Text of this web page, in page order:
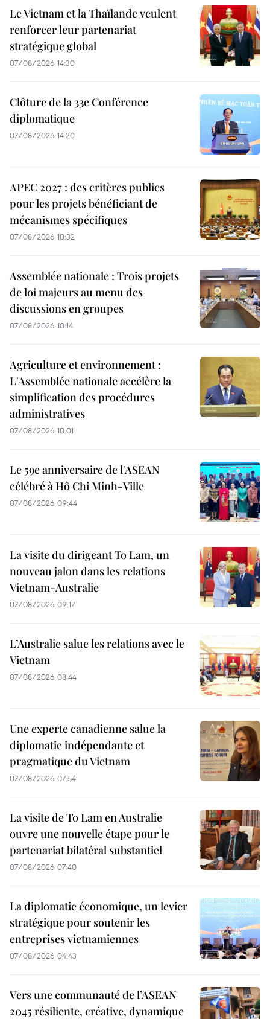
Le Vietnam et la Thaïlande veulent
renforcer leur partenariat
stratégique global
07/08/2026 14:30
Clôture de la 33e Conférence
diplomatique
07/08/2026 14:20
APEC 2027 : des critères publics
pour les projets bénéficiant de
mécanismes spécifiques
07/08/2026 10:32
Assemblée nationale : Trois projets
de loi majeurs au menu des
discussions en groupes
07/08/2026 10:14
Agriculture et environnement :
L'Assemblée nationale accélère la
simplification des procédures
administratives
07/08/2026 10:01
Le 59e anniversaire de l'ASEAN
célébré à Hô Chi Minh-Ville
07/08/2026 09:44
La visite du dirigeant To Lam, un
nouveau jalon dans les relations
Vietnam-Australie
07/08/2026 09:17
L’Australie salue les relations avec le
Vietnam
07/08/2026 08:44
Une experte canadienne salue la
diplomatie indépendante et
pragmatique du Vietnam
07/08/2026 07:54
La visite de To Lam en Australie
ouvre une nouvelle étape pour le
partenariat bilatéral substantiel
07/08/2026 07:40
La diplomatie économique, un levier
stratégique pour soutenir les
entreprises vietnamiennes
07/08/2026 04:43
Vers une communauté de l’ASEAN
2045 résiliente, créative, dynamique